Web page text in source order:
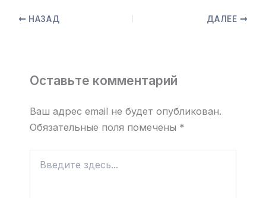
НАЗАД ДАЛЕЕ
Оставьте комментарий
Ваш адрес email не будет опубликован.
Обязательные поля помечены *
здесь...